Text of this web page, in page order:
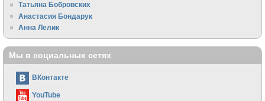
Татьяна Бобровских
Анастасия Бондарук
Анна Лелик
Мы в социальных сетях
ВКонтакте
YouTube